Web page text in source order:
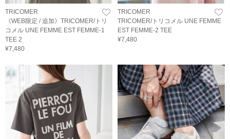
TRICOMER
《WEB限定 / 追加》TRICOMER/トリ
コメル UNE FEMME EST FEMME-1
TEE 2
¥7,480
TRICOMER
TRICOMER/トリコメル UNE FEMME
EST FEMME-2 TEE
¥7,480